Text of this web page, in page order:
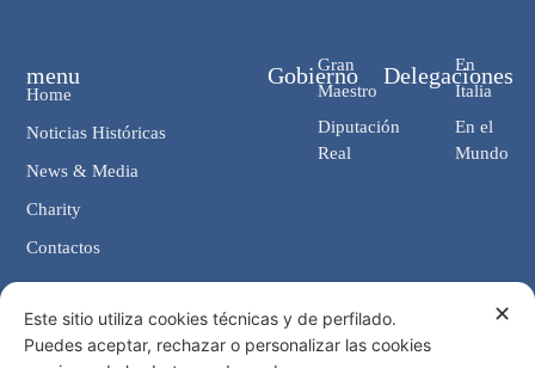
Gobierno
Gran
Maestro
Diputación
Real
Delegaciones
En
Italia
En el
Mundo
menu
Home
Noticias Históricas
News & Media
Charity
Contactos
Contactos
Cancillería: Via Giosuè Carducci, 4 00187 Roma (IT)
✕
Este sitio utiliza cookies técnicas y de perfilado.
Puedes aceptar, rechazar o personalizar las cookies